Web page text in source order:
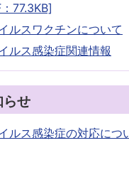
77.3KB]
ルスワクチンについて
ルス感染症関連情報
らせ
ルス感染症の対応につ